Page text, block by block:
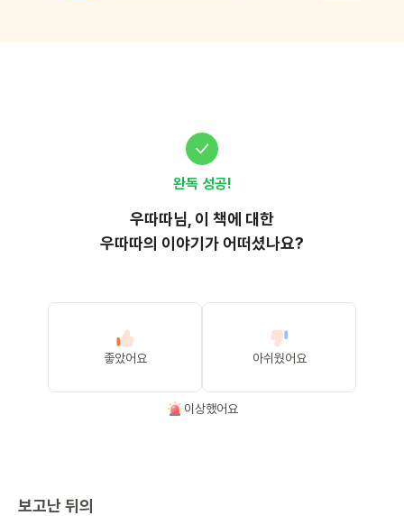
완독 성공!
우따따님, 이 책에 대한
우따따의 이야기가 어떠셨나요?
좋았어요 아쉬웠어요
이상했어요
보고난 뒤의